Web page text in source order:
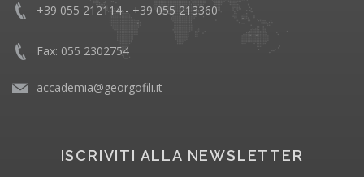
+39 055 212114 - +39 055 213360
Fax: 055 2302754
accademia@georgofili.it
ISCRIVITI ALLA NEWSLETTER